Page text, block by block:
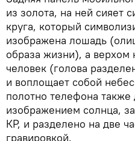
из золота, на ней сияет
круга, который
изображена лошадь
образа жизни), а
человек (голова
и воплощает собой
полотно телефона также
изображением солнца,
КР, и разделено на две
гравировкой.